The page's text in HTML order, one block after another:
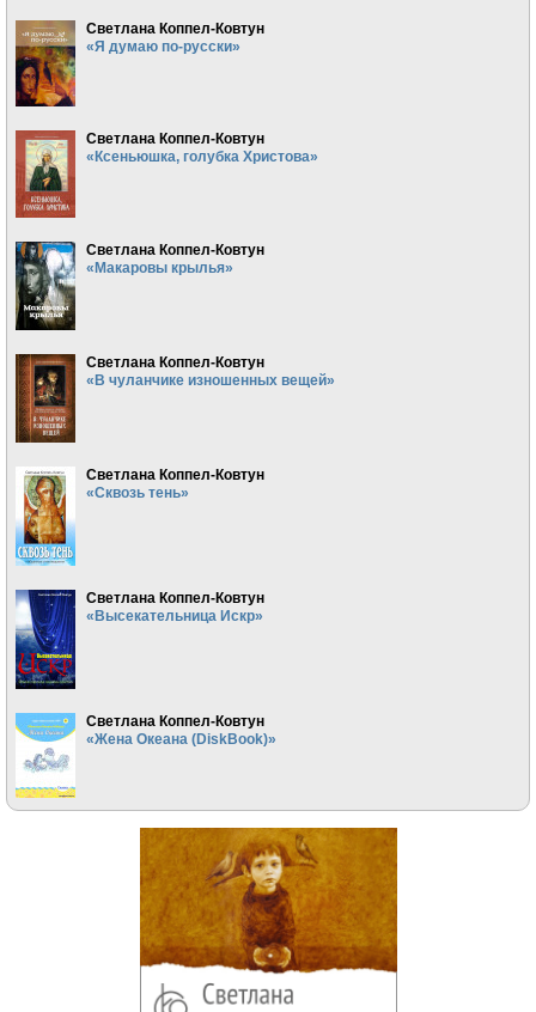
Светлана Коппел-Ковтун
«Я думаю по-русски»
Светлана Коппел-Ковтун
«Ксеньюшка, голубка Христова»
Светлана Коппел-Ковтун
«Макаровы крылья»
Светлана Коппел-Ковтун
«В чуланчике изношенных вещей»
Светлана Коппел-Ковтун
«Сквозь тень»
Светлана Коппел-Ковтун
«Высекательница Искр»
Светлана Коппел-Ковтун
«Жена Океана (DiskBook)»